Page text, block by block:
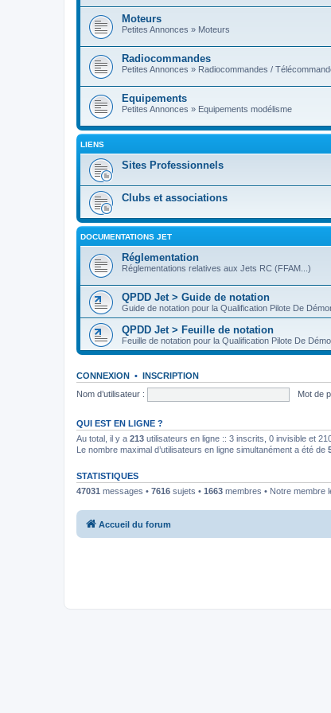
Moteurs
Petites Annonces » Moteurs
Radiocommandes
Petites Annonces » Radiocommandes /
Equipements
Petites Annonces » Equipements modélisme
LIENS
Sites Professionnels
Clubs et associations
DOCUMENTATIONS JET
Réglementation
Réglementations relatives aux Jets RC (FFAM...)
QPDD Jet > Guide de notation
Guide de notation pour la Qualification Pilote De
QPDD Jet > Feuille de notation
Feuille de notation pour la Qualification Pilote De
CONNEXION • INSCRIPTION
Nom d’utilisateur :
Mot de
QUI EST EN LIGNE ?
Au total, il y a 213 utilisateurs en ligne :: 3 inscrits, 0 invisible et
Le nombre maximal d’utilisateurs en ligne simultanément a été de
STATISTIQUES
47031 messages • 7616 sujets • 1663 membres • Notre membre
Accueil du forum